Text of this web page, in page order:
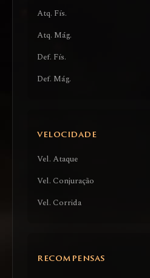
Atq. Fís.
Atq. Mág.
Def. Fís.
Def. Mág.
VELOCIDADE
Vel. Ataque
Vel. Conjuração
Vel. Corrida
RECOMPENSAS